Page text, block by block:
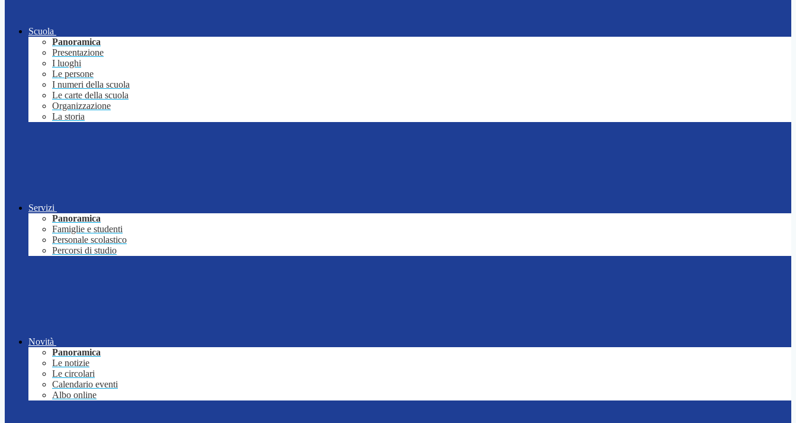
Scuola
Panoramica
Presentazione
I luoghi
Le persone
I numeri della scuola
Le carte della scuola
Organizzazione
La storia
Servizi
Panoramica
Famiglie e studenti
Personale scolastico
Percorsi di studio
Novità
Panoramica
Le notizie
Le circolari
Calendario eventi
Albo online